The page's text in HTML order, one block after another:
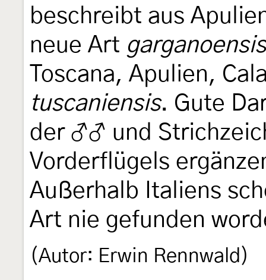
beschreibt aus
neue Art garganoensis
Toscana, Apulien,
tuscaniensis. Gute
der ♂♂ und
Vorderflügels
Außerhalb Italiens
Art nie gefunden
(Autor: Erwin Rennwald)